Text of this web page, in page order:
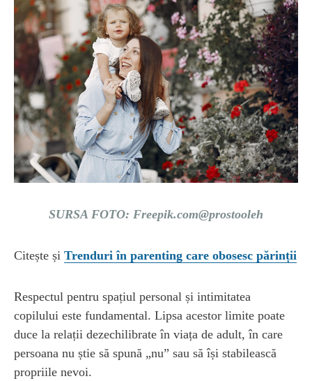
SURSA FOTO: Freepik.com@prostooleh
Citește și Trenduri în parenting care obosesc părinții
Respectul pentru spațiul personal și intimitatea
copilului este fundamental. Lipsa acestor limite poate
duce la relații dezechilibrate în viața de adult, în care
persoana nu știe să spună „nu” sau să își stabilească
propriile nevoi.